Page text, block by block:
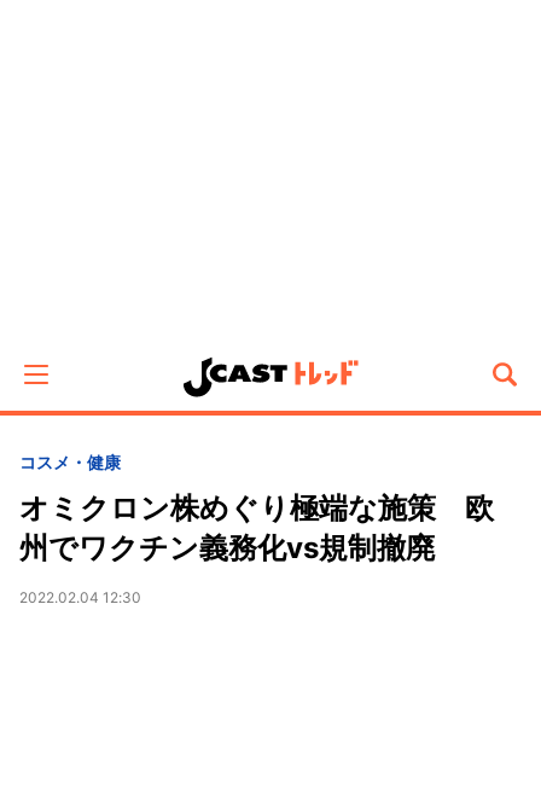
コスメ・健康
オミクロン株めぐり極端な施策 欧
州でワクチン義務化vs規制撤廃
2022.02.04 12:30